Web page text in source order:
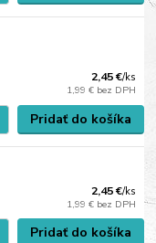
2,45 €/ks
1,99 € bez DPH
Pridať do košíka
2,45 €/ks
1,99 € bez DPH
Pridať do košíka